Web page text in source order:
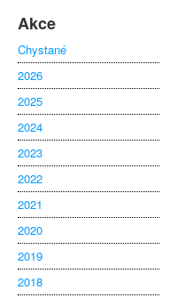
Akce
Chystané
2026
2025
2024
2023
2022
2021
2020
2019
2018